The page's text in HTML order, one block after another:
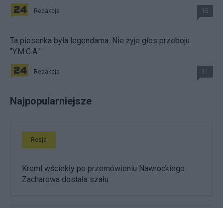
Redakcja 15
Ta piosenka była legendarna. Nie żyje głos przeboju
"Y.M.C.A."
Redakcja 11
Najpopularniejsze
Rosja
Kreml wściekły po przemówieniu Nawrockiego.
Zacharowa dostała szału